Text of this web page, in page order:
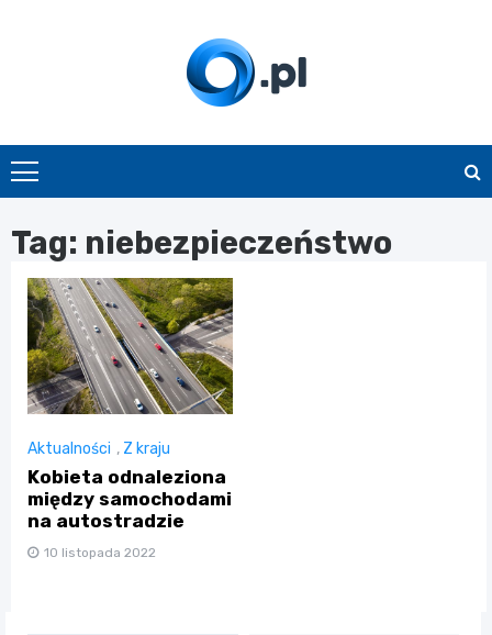
O.pl
Tag: niebezpieczeństwo
Aktualności , Z kraju
Kobieta odnaleziona
między samochodami
na autostradzie
10 listopada 2022